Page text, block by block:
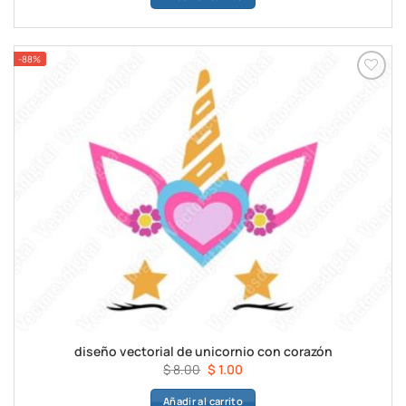
$ 8.00.$ 1.00.
-88%
diseño vectorial de unicornio con corazón
$8.00 El
precio
$ 1.00El
precio
Añadir al carrito